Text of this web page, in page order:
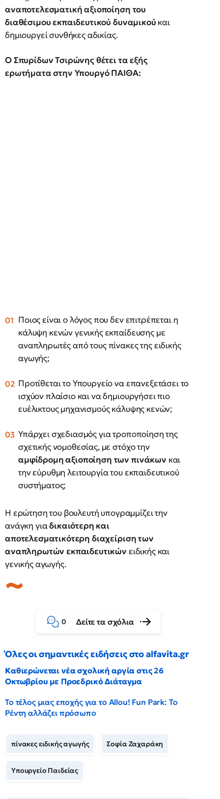
αναποτελεσματική αξιοποίηση του
διαθέσιμου εκπαιδευτικού δυναμικού και
δημιουργεί συνθήκες αδικίας.
Ο Σπυρίδων Τσιρώνης θέτει τα εξής
ερωτήματα στην Υπουργό ΠΑΙΘΑ:
Ποιος είναι ο λόγος που δεν επιτρέπεται η
κάλυψη κενών γενικής εκπαίδευσης με
αναπληρωτές από τους πίνακες της ειδικής
αγωγής;
Προτίθεται το Υπουργείο να επανεξετάσει το
ισχύον πλαίσιο και να δημιουργήσει πιο
ευέλικτους μηχανισμούς κάλυψης κενών;
Υπάρχει σχεδιασμός για τροποποίηση της
σχετικής νομοθεσίας, με στόχο την
αμφίδρομη αξιοποίηση των πινάκων και
την εύρυθμη λειτουργία του εκπαιδευτικού
συστήματος;
Η ερώτηση του βουλευτή υπογραμμίζει την
ανάγκη γιαδικαιότερη και
αποτελεσματικότερη διαχείριση των
αναπληρωτών εκπαιδευτικών ειδικής και
γενικής αγωγής.
0 Δείτε τα σχόλια
Όλες οι σημαντικές ειδήσεις στο alfavita.gr
Καθιερώνεται νέα σχολική αργία στις 26
Οκτωβρίου με Προεδρικό Διάταγμα
Το τέλος μιας εποχής για το Allou! Fun Park: Το
Ρέντη αλλάζει πρόσωπο
πίνακες ειδικής αγωγής Σοφία Ζαχαράκη
Υπουργείο Παιδείας